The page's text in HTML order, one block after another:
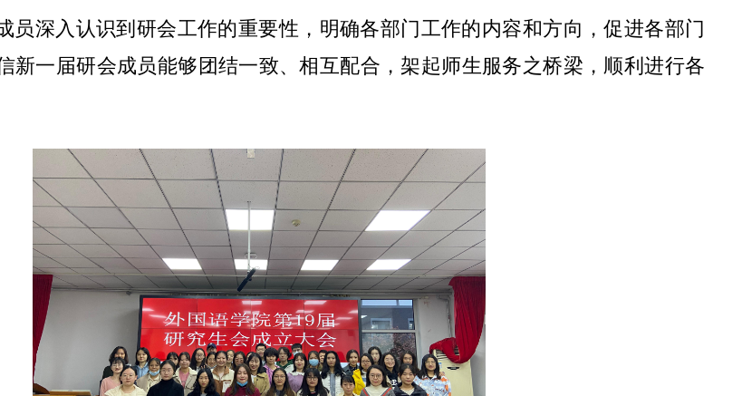
员深入认识到研会工作的重要性，明确各部门工作的内容和方向，促进各部门
新一届研会成员能够团结一致、相互配合，架起师生服务之桥梁，顺利进行各